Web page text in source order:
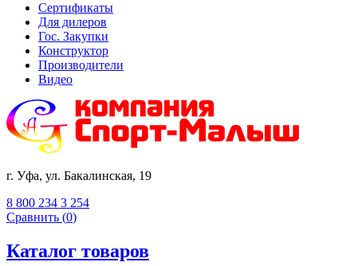
Сертификаты
Для дилеров
Гос. Закупки
Конструктор
Производители
Видео
г. Уфа, ул. Бакалинская, 19
8 800 234 3 254
Сравнить (0)
Каталог товаров